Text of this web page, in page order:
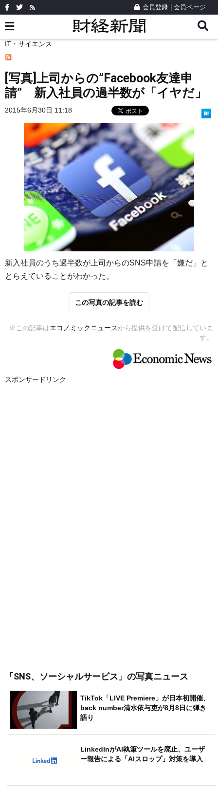
会員登録 会員ページ
IT・サイエンス
[写真]上司からの”Facebook友達申
請” 新入社員の過半数が「イヤだ」
2015年6月30日 11:18
新入社員のうち過半数が上司からのSNS申請を「嫌だ」と
とらえていることがわかった。
この写真の記事を読む
※この記事はエコノミックニュースから提供を受けて配信していま
す。
スポンサードリンク
「SNS、ソーシャルサービス」 の写真ニュース
TikTok「LIVE Premiere」が日本初開催、
back number清水依与吏が8月8日に弾き
語り
LinkedInがAI執筆ツールを廃止、ユーザ
ー報告による「AIスロップ」対策を導入